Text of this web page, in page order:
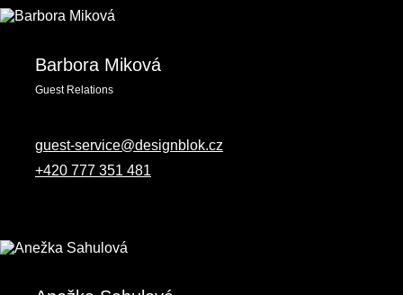
Barbora Miková
Guest Relations
guest-service@designblok.cz
+420 777 351 481